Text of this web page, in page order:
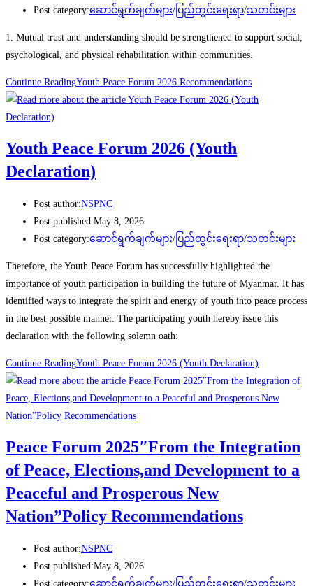
Post category:ဆောင်ရွက်ချက်များ/ ပြည်တွင်းရေးရာ/သတင်းများ
1. Mutual trust and understanding should be strengthened to support social,
psychological, and physical rehabilitation within communities.
Continue ReadingYouth Peace Forum 2026 Recommendations
Youth Peace Forum 2026 (Youth
Declaration)
Post author:NSPNC
Post published:May 8, 2026
Post category:ဆောင်ရွက်ချက်များ/ ပြည်တွင်းရေးရာ/သတင်းများ
Therefore, the Youth Peace Forum has successfully highlighted the
importance of youth participation in building the future of Myanmar. It has
identified ways to integrate the spirit and energy of youth into peace process
in the best possible manner. The participating youth hereby issue this
declaration with the following solemn oath:
Continue ReadingYouth Peace Forum 2026 (Youth Declaration)
Peace Forum 2025″From the Integration
of Peace, Elections,and Development to a
Peaceful and Prosperous New
Nation”Policy Recommendations
Post author:NSPNC
Post published:May 8, 2026
Post category:ဆောင်ရွက်ချက်များ/ ပြည်တွင်းရေးရာ/သတင်းများ